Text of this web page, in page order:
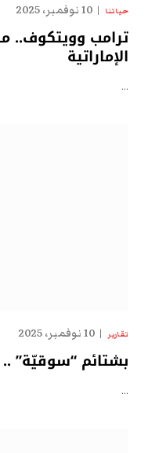
حياتنا 10 نوفمبر، 2025
ترامب وويتكوف..
الإماراتية
…
تقارير 10 نوفمبر، 2025
بشتائم “سوقيّة”
…